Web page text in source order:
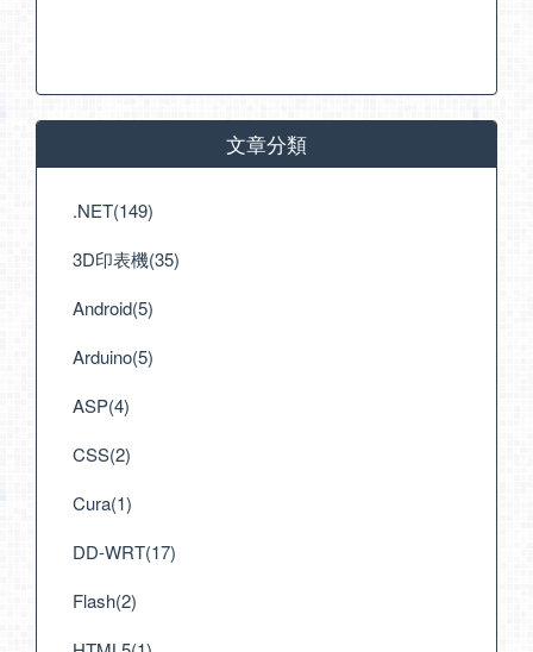
文章分類
.NET(149)
3D印表機(35)
Android(5)
Arduino(5)
ASP(4)
CSS(2)
Cura(1)
DD-WRT(17)
Flash(2)